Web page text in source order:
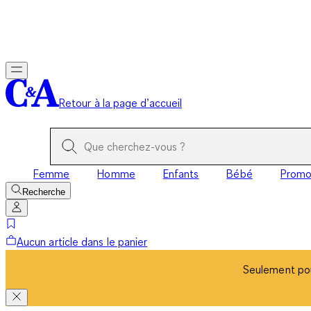
Retour à la page d’accueil
Femme Homme Enfants Bébé Promo
Recherche
Aucun article dans le panier
Seulement